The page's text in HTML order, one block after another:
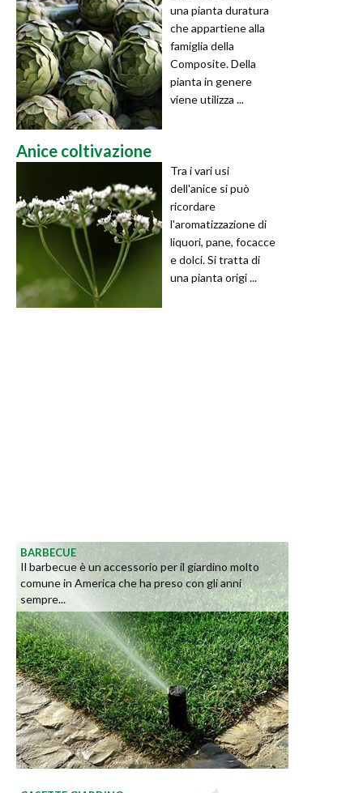
una pianta duratura
che appartiene alla
famiglia della
Composite. Della
pianta in genere
viene utilizza ...
Anice coltivazione
Tra i vari usi
dell'anice si può
ricordare
l'aromatizzazione di
liquori, pane, focacce
e dolci. Si tratta di
una pianta origi ...
BARBECUE
Il barbecue è un accessorio per il giardino molto
comune in America che ha preso con gli anni
sempre...